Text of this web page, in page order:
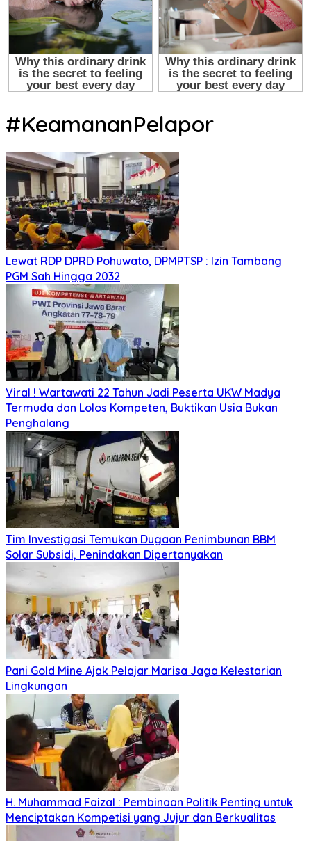
#KeamananPelapor
Lewat RDP DPRD Pohuwato, DPMPTSP : Izin Tambang
PGM Sah Hingga 2032
Viral ! Wartawati 22 Tahun Jadi Peserta UKW Madya
Termuda dan Lolos Kompeten, Buktikan Usia Bukan
Penghalang
Tim Investigasi Temukan Dugaan Penimbunan BBM
Solar Subsidi, Penindakan Dipertanyakan
Pani Gold Mine Ajak Pelajar Marisa Jaga Kelestarian
Lingkungan
H. Muhammad Faizal : Pembinaan Politik Penting untuk
Menciptakan Kompetisi yang Jujur dan Berkualitas